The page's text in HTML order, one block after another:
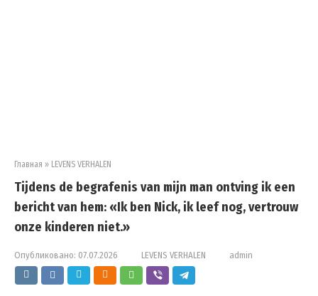
Главная » LEVENS VERHALEN
Tijdens de begrafenis van mijn man ontving ik een
bericht van hem: «Ik ben Nick, ik leef nog, vertrouw
onze kinderen niet.»
Опубликовано: 07.07.2026 LEVENS VERHALEN admin